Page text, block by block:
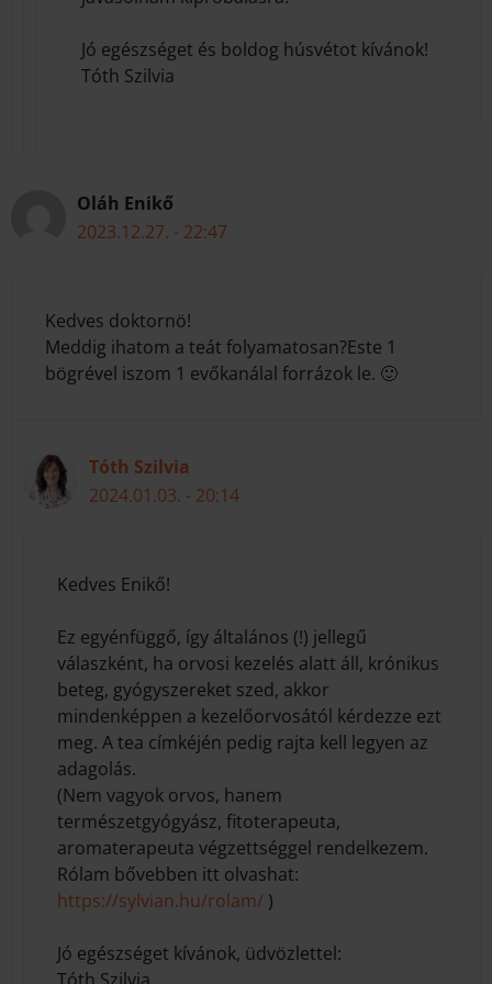
Jó egészséget és boldog húsvétot kívánok!
Tóth Szilvia
Oláh Enikő
2023.12.27. - 22:47
Kedves doktornö!
Meddig ihatom a teát folyamatosan?Este 1
bögrével iszom 1 evőkanálal forrázok le. 🙂
Tóth Szilvia
2024.01.03. - 20:14
Kedves Enikő!
Ez egyénfüggő, így általános (!) jellegű
válaszként, ha orvosi kezelés alatt áll, krónikus
beteg, gyógyszereket szed, akkor
mindenképpen a kezelőorvosától kérdezze ezt
meg. A tea címkéjén pedig rajta kell legyen az
adagolás.
(Nem vagyok orvos, hanem
természetgyógyász, fitoterapeuta,
aromaterapeuta végzettséggel rendelkezem.
Rólam bővebben itt olvashat:
https://sylvian.hu/rolam/ )
Jó egészséget kívánok, üdvözlettel: